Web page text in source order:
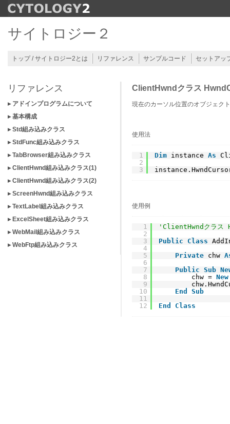
サイトロジー２
トップ / サイトロジー2とは リファレンス サンプルコード セットアッ
リファレンス
▸ アドインプログラムについて
▸ 基本構成
▸ Std組み込みクラス
▸ StdFunc組み込みクラス
▸ TabBrowser組み込みクラス
▸ ClientHwnd組み込みクラス(1)
▸ ClientHwnd組み込みクラス(2)
▸ ScreenHwnd組み込みクラス
▸ TextLabel組み込みクラス
▸ ExcelSheet組み込みクラス
▸ WebMail組み込みクラス
▸ WebFtp組み込みクラス
ClientHwndクラス
現在のカーソル位置のオブジェク
使用法
1
2
3
Dim instance As
使用例
1
2
3
4
5
6
7
8
9
10
11
12
'ClientHwndクラス
Public
Class
Private chw
Public Sub
chw = New
End
Sub
End
Class